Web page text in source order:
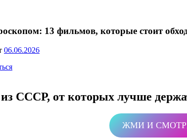
13 фильмов, которые стоит
06.06.2026
СССР, от которых лучше
ЖМИ И